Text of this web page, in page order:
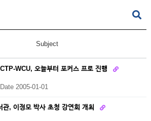
Subject
WCU, 오늘부터 포커스 프로 진행
Date 2005-01-01
관, 이정모 박사 초청 강연회 개최